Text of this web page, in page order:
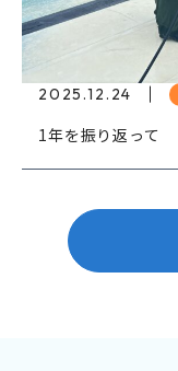
2025.12.24
1年を振り返って